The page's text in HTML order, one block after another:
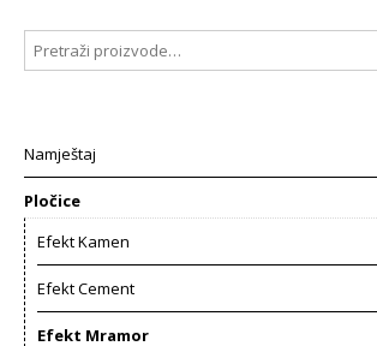
Namještaj
Pločice
Efekt Kamen
Efekt Cement
Efekt Mramor